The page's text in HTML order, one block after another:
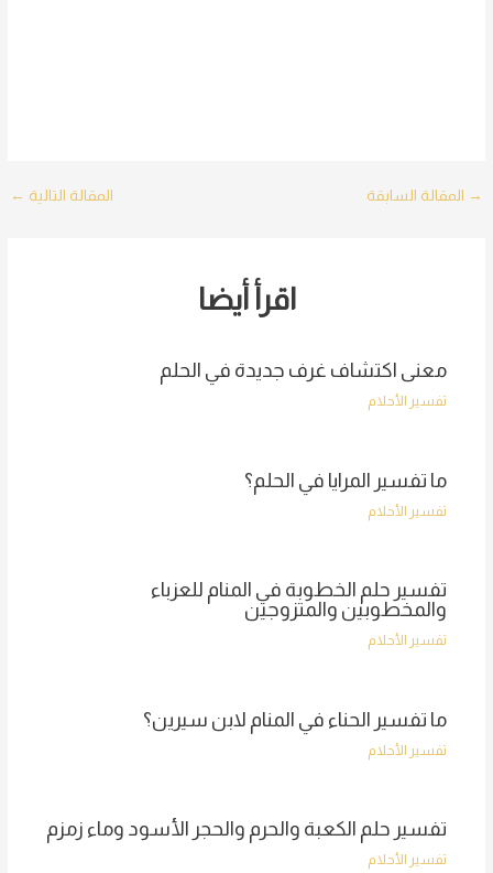
Post
→ المقالة السابقة المقالة التالية ←
اقرأ أيضا
معنى اكتشاف غرف جديدة في الحلم
تفسير الأحلام
ما تفسير المرايا في الحلم؟
تفسير الأحلام
تفسير حلم الخطوبة في المنام للعزباء
والمخطوبين والمتزوجين
تفسير الأحلام
ما تفسير الحناء في المنام لابن سيرين؟
تفسير الأحلام
تفسير حلم الكعبة والحرم والحجر الأسود وماء زمزم
تفسير الأحلام